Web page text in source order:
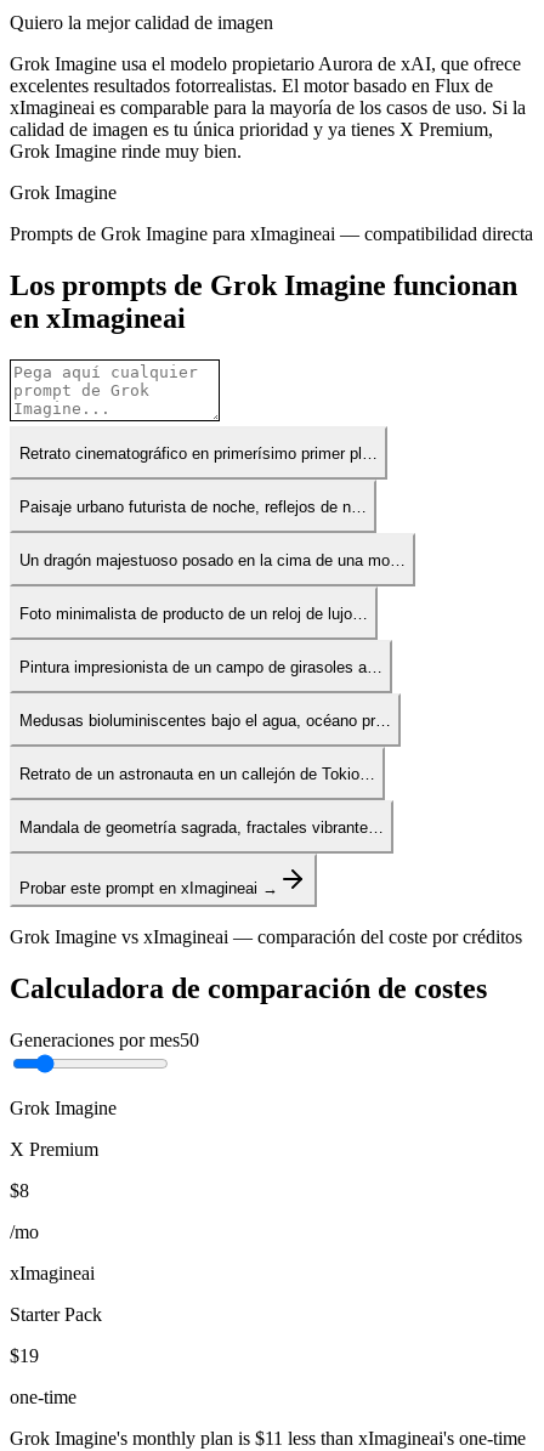
Quiero la mejor calidad de imagen
Grok Imagine usa el modelo propietario Aurora de xAI, que ofrece
excelentes resultados fotorrealistas. El motor basado en Flux de
xImagineai es comparable para la mayoría de los casos de uso. Si la
calidad de imagen es tu única prioridad y ya tienes X Premium,
Grok Imagine rinde muy bien.
Grok Imagine
Prompts de Grok Imagine para xImagineai — compatibilidad directa
Los prompts de Grok Imagine funcionan
en xImagineai
Retrato cinematográfico en primerísimo primer pl…
Paisaje urbano futurista de noche, reflejos de n…
Un dragón majestuoso posado en la cima de una mo…
Foto minimalista de producto de un reloj de lujo…
Pintura impresionista de un campo de girasoles a…
Medusas bioluminiscentes bajo el agua, océano pr…
Retrato de un astronauta en un callejón de Tokio…
Mandala de geometría sagrada, fractales vibrante…
Probar este prompt en xImagineai →
Grok Imagine vs xImagineai — comparación del coste por créditos
Calculadora de comparación de costes
Generaciones por mes50
Grok Imagine
X Premium
$8
/mo
xImagineai
Starter Pack
$19
one-time
Grok Imagine's monthly plan is $11 less than xImagineai's one-time